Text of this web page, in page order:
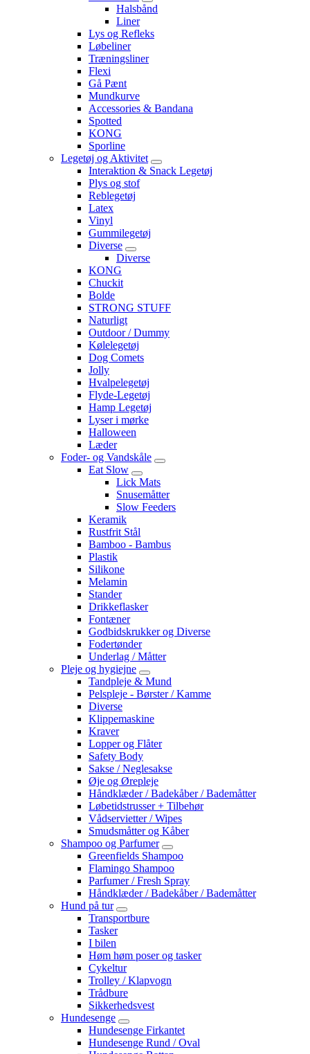
Halsbånd
Liner
Lys og Refleks
Løbeliner
Træningsliner
Flexi
Gå Pænt
Mundkurve
Accessories & Bandana
Spotted
KONG
Sporline
Legetøj og Aktivitet
Interaktion & Snack Legetøj
Plys og stof
Reblegetøj
Latex
Vinyl
Gummilegetøj
Diverse
Diverse
KONG
Chuckit
Bolde
STRONG STUFF
Naturligt
Outdoor / Dummy
Kølelegetøj
Dog Comets
Jolly
Hvalpelegetøj
Flyde-Legetøj
Hamp Legetøj
Lyser i mørke
Halloween
Læder
Foder- og Vandskåle
Eat Slow
Lick Mats
Snusemåtter
Slow Feeders
Keramik
Rustfrit Stål
Bamboo - Bambus
Plastik
Silikone
Melamin
Stander
Drikkeflasker
Fontæner
Godbidskrukker og Diverse
Fodertønder
Underlag / Måtter
Pleje og hygiejne
Tandpleje & Mund
Pelspleje - Børster / Kamme
Diverse
Klippemaskine
Kraver
Lopper og Flåter
Safety Body
Sakse / Neglesakse
Øje og Ørepleje
Håndklæder / Badekåber / Bademåtter
Løbetidstrusser + Tilbehør
Vådservietter / Wipes
Smudsmåtter og Kåber
Shampoo og Parfumer
Greenfields Shampoo
Flamingo Shampoo
Parfumer / Fresh Spray
Håndklæder / Badekåber / Bademåtter
Hund på tur
Transportbure
Tasker
I bilen
Høm høm poser og tasker
Cykeltur
Trolley / Klapvogn
Trådbure
Sikkerhedsvest
Hundesenge
Hundesenge Firkantet
Hundesenge Rund / Oval